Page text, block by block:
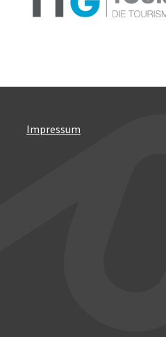
Impressum